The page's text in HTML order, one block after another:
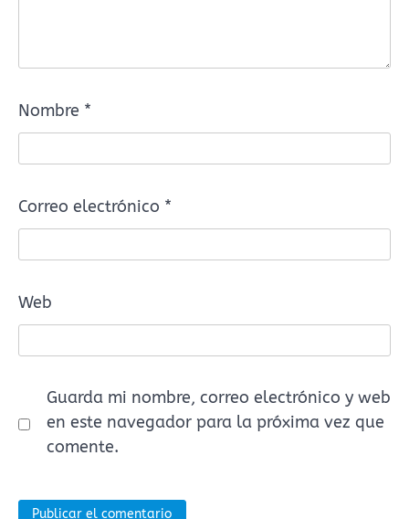
Nombre *
Correo electrónico *
Web
Guarda mi nombre, correo electrónico y web
en este navegador para la próxima vez que
comente.